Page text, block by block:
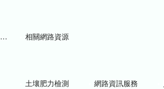
相關網路資源
土壤肥力檢測 網路資訊服務